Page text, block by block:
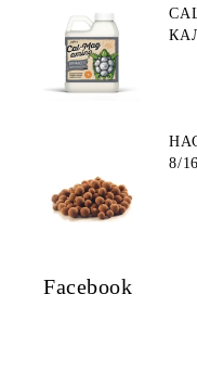
8/
Facebook